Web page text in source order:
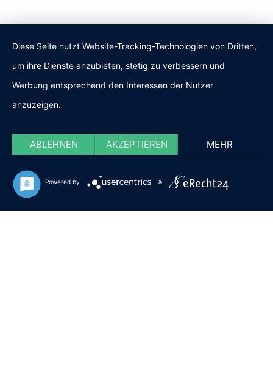
Diese Seite nutzt Website-Tracking-Technologien von Dritten,
um ihre Dienste anzubieten, stetig zu verbessern und
Werbung entsprechend den Interessen der Nutzer
anzuzeigen.
ABLEHNEN AKZEPTIEREN MEHR
Powered by &